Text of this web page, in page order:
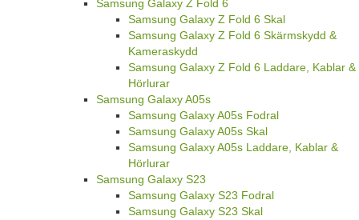
Samsung Galaxy Z Fold 6
Samsung Galaxy Z Fold 6 Skal
Samsung Galaxy Z Fold 6 Skärmskydd &
Kameraskydd
Samsung Galaxy Z Fold 6 Laddare, Kablar &
Hörlurar
Samsung Galaxy A05s
Samsung Galaxy A05s Fodral
Samsung Galaxy A05s Skal
Samsung Galaxy A05s Laddare, Kablar &
Hörlurar
Samsung Galaxy S23
Samsung Galaxy S23 Fodral
Samsung Galaxy S23 Skal